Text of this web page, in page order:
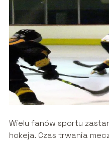
Wielu fanów sportu
hokeja. Czas trwania